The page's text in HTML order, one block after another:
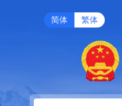
简体 繁体